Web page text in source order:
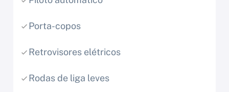
Porta-copos
Retrovisores elétricos
Rodas de liga leves